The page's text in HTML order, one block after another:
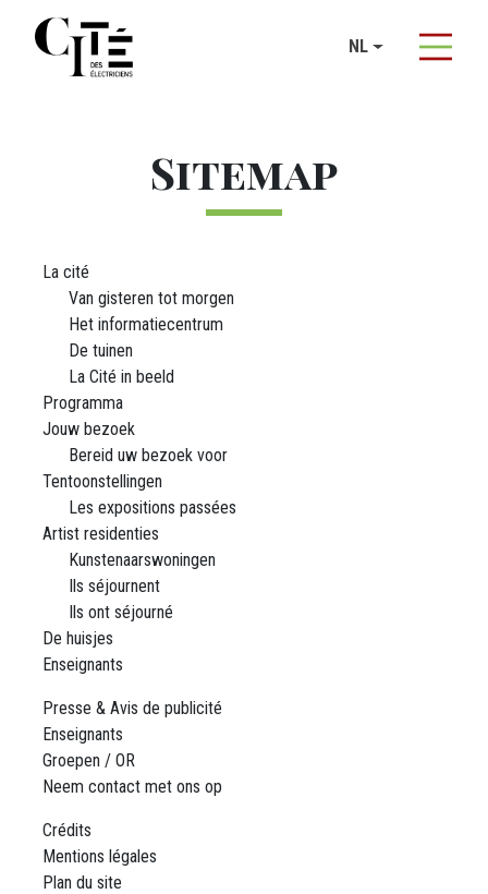
NL
Sitemap
La cité
Van gisteren tot morgen
Het informatiecentrum
De tuinen
La Cité in beeld
Programma
Jouw bezoek
Bereid uw bezoek voor
Tentoonstellingen
Les expositions passées
Artist residenties
Kunstenaarswoningen
Ils séjournent
Ils ont séjourné
De huisjes
Enseignants
Presse & Avis de publicité
Enseignants
Groepen / OR
Neem contact met ons op
Crédits
Mentions légales
Plan du site
Cookies beheer paneel